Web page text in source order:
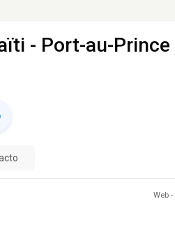
- Port-au-Prince
Web -